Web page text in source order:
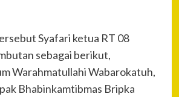
Syafari ketua RT 08
sebagai berikut,
Warahmatullahi Wabarokatuh,
Bhabinkamtibmas Bripka